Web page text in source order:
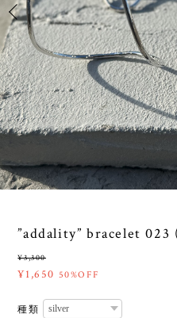
”addality” bracelet 023
¥3,300
¥1,650 50%OFF
種類